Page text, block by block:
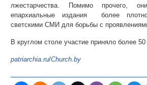
лжестарчества. Помимо прочего,
епархиальные издания более
светскими СМИ для борьбы с
В круглом столе участие приняло более 50
patriarchia.ru/Church.by